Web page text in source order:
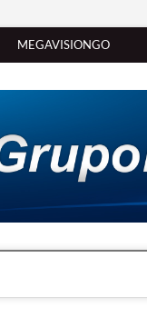
MEGAVISIONGO